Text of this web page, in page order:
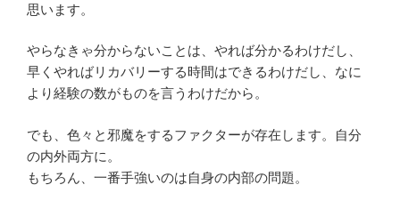
思います。
やらなきゃ分からないことは、やれば分かるわけだし、
早くやればリカバリーする時間はできるわけだし、なに
より経験の数がものを言うわけだから。
でも、色々と邪魔をするファクターが存在します。自分
の内外両方に。
もちろん、一番手強いのは自身の内部の問題。